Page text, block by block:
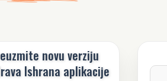
novu verziju
Ishrana aplikacije